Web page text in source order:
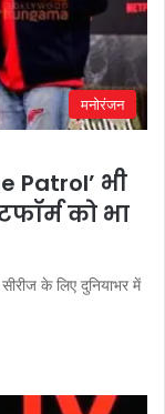
मनोरंजन
Patrol’ भी
को भा
के लिए दुनियाभर में